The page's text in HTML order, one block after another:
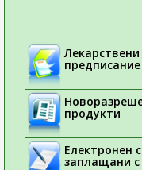
предписание
продукти
Електронен
заплащани